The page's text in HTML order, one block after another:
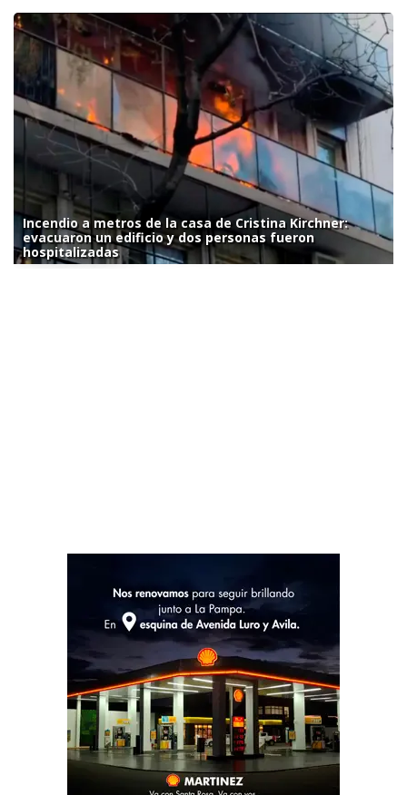
Incendio a metros de la casa de Cristina Kirchner:
evacuaron un edificio y dos personas fueron
hospitalizadas